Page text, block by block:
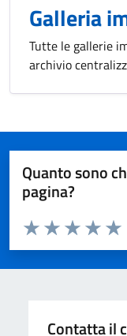
Galleria
Tutte le gallerie
archivio
Quanto sono
pagina?
Valuta da 1 a 5 stelle la
Valuta
Valuta 3
Valuta 2 stelle
Valuta 1 stelle su 5
Contatta il